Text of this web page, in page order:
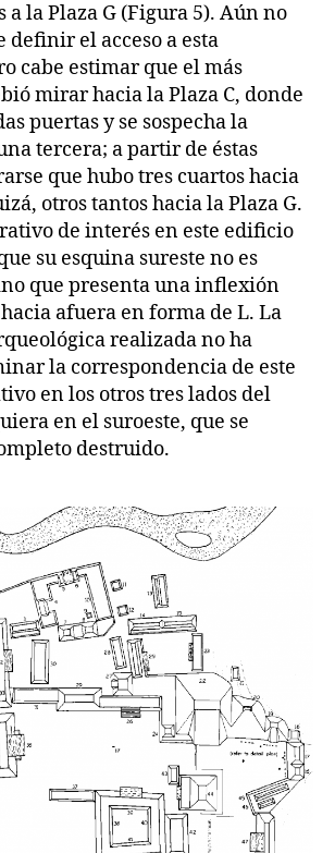
a la Plaza G (Figura 5). Aún no
definir el acceso a esta
cabe estimar que el más
mirar hacia la Plaza C, donde
puertas y se sospecha la
tercera; a partir de éstas
que hubo tres cuartos hacia
otros tantos hacia la Plaza G.
de interés en este edificio
su esquina sureste no es
que presenta una inflexión
afuera en forma de L. La
realizada no ha
la correspondencia de este
en los otros tres lados del
en el suroeste, que se
destruido.